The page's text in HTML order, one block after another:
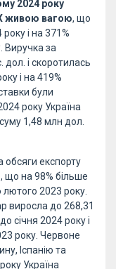
2024 року
живою вагою, що
і на 371%
Виручка за
і скоротилась
і на 419%
були
року Україна
1,48 млн дол.
обсяги експорту
що на 98% більше
лютого 2023 року.
виросла до 268,31
січня 2024 року і
року. Червоне
Іспанію та
Україна